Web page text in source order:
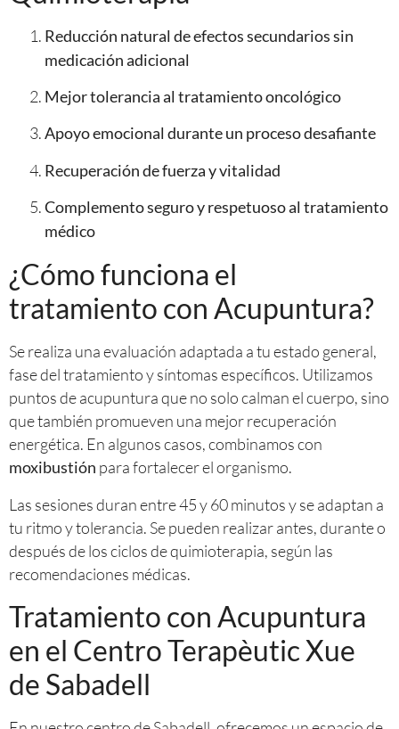
Reducción natural de efectos secundarios sin
medicación adicional
Mejor tolerancia al tratamiento oncológico
Apoyo emocional durante un proceso desafiante
Recuperación de fuerza y vitalidad
Complemento seguro y respetuoso al tratamiento
médico
¿Cómo funciona el
tratamiento con Acupuntura?
Se realiza una evaluación adaptada a tu estado general,
fase del tratamiento y síntomas específicos. Utilizamos
puntos de acupuntura que no solo calman el cuerpo, sino
que también promueven una mejor recuperación
energética. En algunos casos, combinamos con
moxibustión para fortalecer el organismo.
Las sesiones duran entre 45 y 60 minutos y se adaptan a
tu ritmo y tolerancia. Se pueden realizar antes, durante o
después de los ciclos de quimioterapia, según las
recomendaciones médicas.
Tratamiento con Acupuntura
en el Centro Terapèutic Xue
de Sabadell